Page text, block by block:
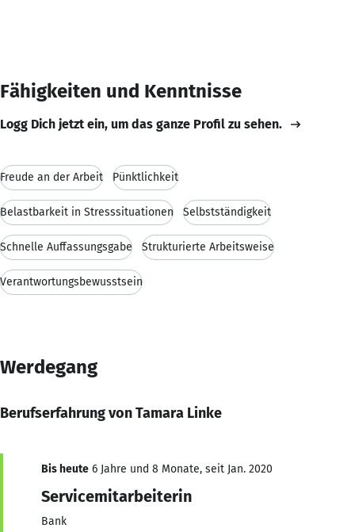
Fähigkeiten und Kenntnisse
Logg Dich jetzt ein, um das ganze Profil zu sehen.
Freude an der Arbeit Pünktlichkeit
Belastbarkeit in Stresssituationen Selbstständigkeit
Schnelle Auffassungsgabe Strukturierte Arbeitsweise
Verantwortungsbewusstsein
Werdegang
Berufserfahrung von Tamara Linke
Bis heute 6 Jahre und 8 Monate, seit Jan. 2020
Servicemitarbeiterin
Bank